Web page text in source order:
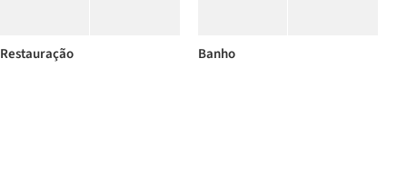
Restauração Banho